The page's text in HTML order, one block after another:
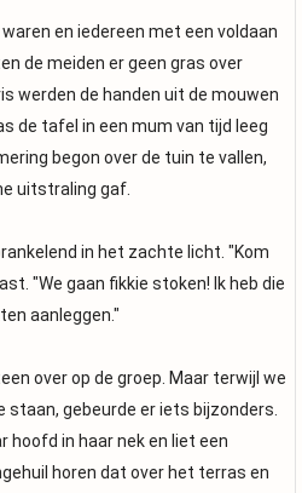
en iedereen met een voldaan
de meiden er geen gras over
werden de handen uit de mouwen
de tafel in een mum van tijd leeg
begon over de tuin te vallen,
uitstraling gaf.
in het zachte licht. "Kom
"We gaan fikkie stoken! Ik heb die
aanleggen."
over op de groep. Maar terwijl we
gebeurde er iets bijzonders.
hoofd in haar nek en liet een
horen dat over het terras en